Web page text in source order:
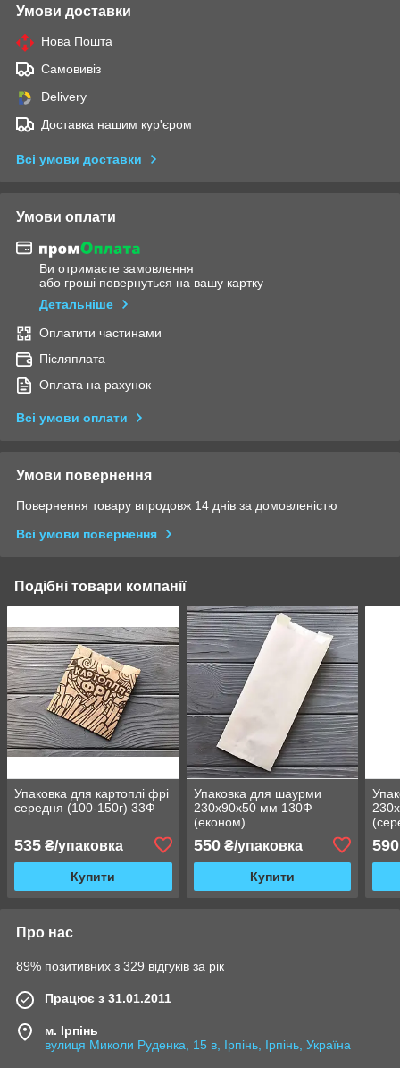
Умови доставки
Нова Пошта
Самовивіз
Delivery
Доставка нашим кур'єром
Всі умови доставки
Умови оплати
Ви отримаєте замовлення
або гроші повернуться на вашу картку
Детальніше
Оплатити частинами
Післяплата
Оплата на рахунок
Всі умови оплати
Умови повернення
Повернення товару впродовж 14 днів за домовленістю
Всі умови повернення
Подібні товари компанії
Упаковка для картоплі фрі
середня (100-150г) 33Ф
535 ₴/упаковка
Купити
Упаковка для шаурми
230х90х50 мм 130Ф
(економ)
550₴/упаковка
Купити
590
Про нас
89% позитивних з 329 відгуків за рік
Працює з 31.01.2011
м. Ірпінь
вулиця Миколи Руденка, 15 в, Ірпінь, Ірпінь, Україна